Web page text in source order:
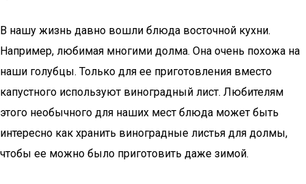
В нашу жизнь давно вошли блюда восточной кухни.
Например, любимая многими долма. Она очень похожа на
наши голубцы. Только для ее приготовления вместо
капустного используют виноградный лист. Любителям
этого необычного для наших мест блюда может быть
интересно как хранить виноградные листья для долмы,
чтобы ее можно было приготовить даже зимой.